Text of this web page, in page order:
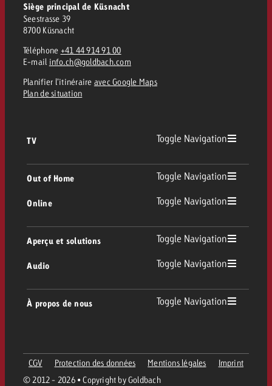
Siège principal de Küsnacht
Seestrasse 39
8700 Küsnacht
Téléphone +41 44 914 91 00
E-mail info.ch@goldbach.com
Planifier l’itinéraire avec Google Maps
Plan de situation
TV Toggle Navigation
Directives publicitaires TV
Out of Home Toggle Navigation
Out of Home
Affichage
Digital Out of Home
Contacter l’équipe Out of Home
Online Toggle Navigation
Livraison de supports publicitaires Online
Aperçu et solutions Toggle Navigation
Conseil & Crossmedia
Portfolio Goldbach
Formats publicitaires
Audio Toggle Navigation
Digital Audio
À propos de nous Toggle Navigation
Équipe
© 2012 - 2026 • Copyright by Goldbach
CGV Protection des données Mentions légales Imprint